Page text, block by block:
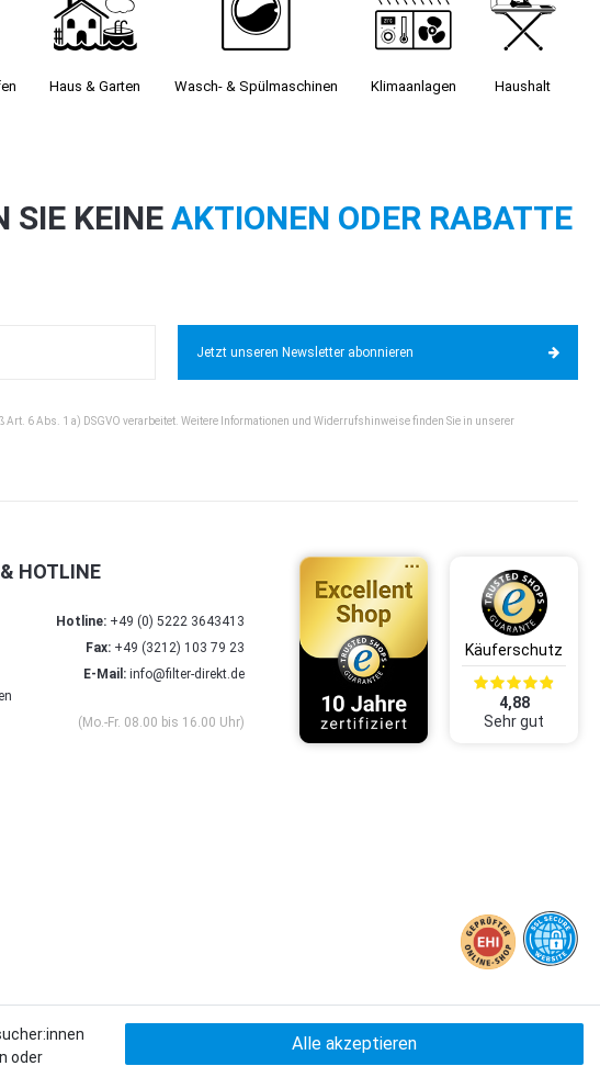
Haus & Garten Wasch- & Spülmaschinen Klimaanlagen Haushalt
SIE KEINE AKTIONEN ODER RABATTE
Jetzt unseren Newsletter abonnieren
6 Abs. 1 a) DSGVO verarbeitet. Weitere Informationen und Widerrufshinweise finden Sie in unserer
HOTLINE
Hotline: +49 (0) 5222 3643413
Fax: +49 (3212) 103 79 23
E-Mail: info@filter-direkt.de
(Mo.-Fr. 08.00 bis 16.00 Uhr)
4,88
Sehr gut
oder
Alle akzeptieren